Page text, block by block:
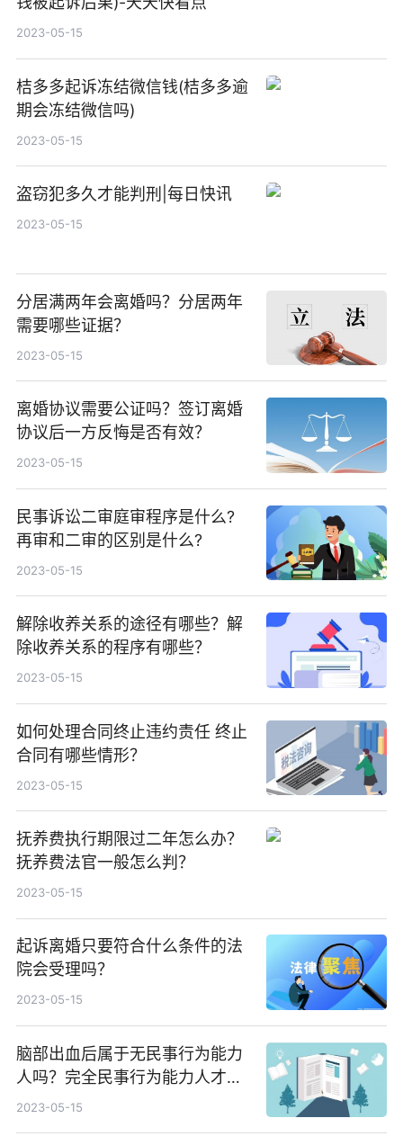
2023-05-15
桔多多起诉冻结微信钱(桔多多逾
期会冻结微信吗)
2023-05-15
盗窃犯多久才能判刑|每日快讯
2023-05-15
分居满两年会离婚吗？分居两年
需要哪些证据？
2023-05-15
离婚协议需要公证吗？签订离婚
协议后一方反悔是否有效？
2023-05-15
民事诉讼二审庭审程序是什么?
再审和二审的区别是什么?
2023-05-15
解除收养关系的途径有哪些？解
除收养关系的程序有哪些？
2023-05-15
如何处理合同终止违约责任 终止
合同有哪些情形？
2023-05-15
抚养费执行期限过二年怎么办？
抚养费法官一般怎么判？
2023-05-15
起诉离婚只要符合什么条件的法
院会受理吗？
2023-05-15
脑部出血后属于无民事行为能力
人吗？完全民事行为能力人才能
够诉讼离婚吗？
2023-05-15